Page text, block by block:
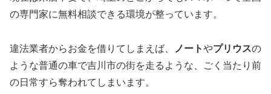
の専門家に無料相談できる環境が整っています。
違法業者からお金を借りてしまえば、 ノートやプリウスの
ような普通の車で吉川市の街を走るような、ごく当たり前
の日常すら奪われてしまいます。